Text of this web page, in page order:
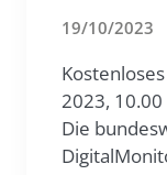
19/10/2023
2023,
Die